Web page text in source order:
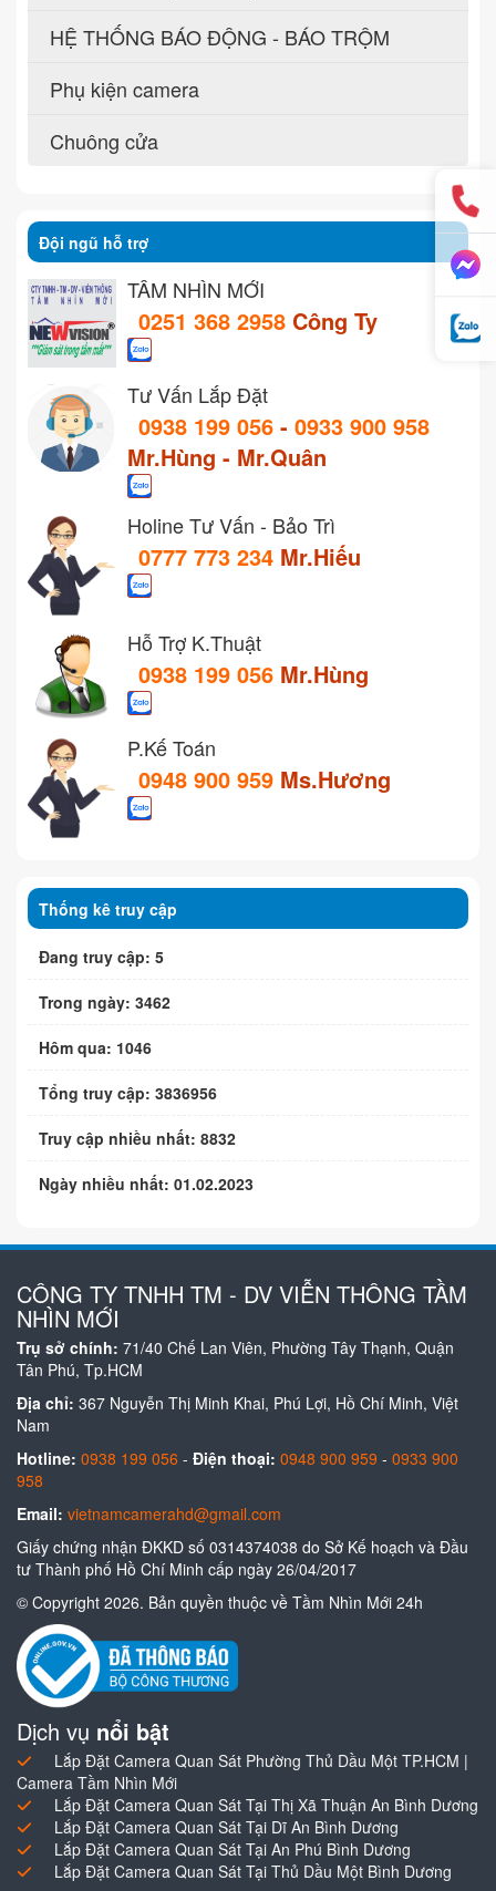
HỆ THỐNG BÁO ĐỘNG - BÁO TRỘM
Phụ kiện camera
Chuông cửa
Đội ngũ hỗ trợ
TẦM NHÌN MỚI
0251 368 2958 Công Ty
Tư Vấn Lắp Đặt
0938 199 056 - 0933 900 958
Mr.Hùng - Mr.Quân
Holine Tư Vấn - Bảo Trì
0777 773 234 Mr.Hiếu
Hỗ Trợ K.Thuật
0938 199 056 Mr.Hùng
P.Kế Toán
0948 900 959 Ms.Hương
Thống kê truy cập
Đang truy cập: 5
Trong ngày: 3462
Hôm qua: 1046
Tổng truy cập: 3836956
Truy cập nhiều nhất: 8832
Ngày nhiều nhất: 01.02.2023
CÔNG TY TNHH TM - DV VIỄN THÔNG TẦM
NHÌN MỚI
Trụ sở chính: 71/40 Chế Lan Viên, Phường Tây Thạnh, Quận
Tân Phú, Tp.HCM
Địa chỉ: 367 Nguyễn Thị Minh Khai, Phú Lợi, Hồ Chí Minh, Việt
Nam
Hotline: 0938 199 056 - Điện thoại: 0948 900 959 - 0933 900
958
Email: vietnamcamerahd@gmail.com
Giấy chứng nhận ĐKKD số 0314374038 do Sở Kế hoạch và Đầu
tư Thành phố Hồ Chí Minh cấp ngày 26/04/2017
© Copyright 2026. Bản quyền thuộc về Tầm Nhìn Mới 24h
Dịch vụ nổi bật
Lắp Đặt Camera Quan Sát Phường Thủ Dầu Một TP.HCM |
Camera Tầm Nhìn Mới
Lắp Đặt Camera Quan Sát Tại Thị Xã Thuận An Bình Dương
Lắp Đặt Camera Quan Sát Tại Dĩ An Bình Dương
Lắp Đặt Camera Quan Sát Tại An Phú Bình Dương
Lắp Đặt Camera Quan Sát Tại Thủ Dầu Một Bình Dương